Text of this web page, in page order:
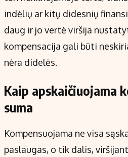
indėlių ar kitų didesnių
daug ir jo vertė viršija
kompensacija gali būti
nėra didelės.
Kaip apskaičiuojama
suma
Kompensuojama ne visa
paslaugas, o tik dalis,